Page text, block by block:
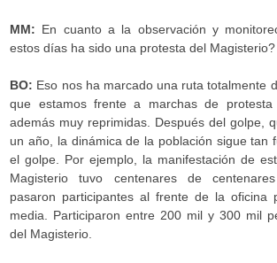
MM: En cuanto a la observación y
estos días ha sido una protesta del Magisterio?
BO: Eso nos ha marcado una ruta totalmente
que estamos frente a marchas de
además muy reprimidas. Después del golpe,
un año, la dinámica de la población sigue tan
el golpe. Por ejemplo, la manifestación de
Magisterio tuvo centenares de
pasaron participantes al frente de la oficina
media. Participaron entre 200 mil y 300 mil
del Magisterio.